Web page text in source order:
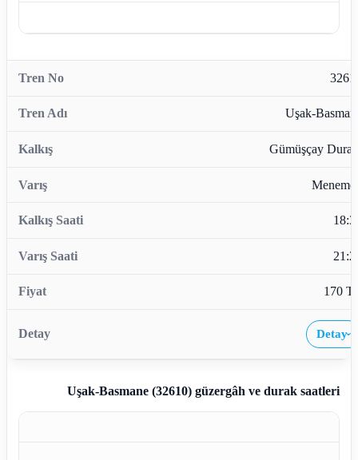
Uşak-
Gümüşçay
170
Detay›
Uşak-Basmane (32610)güzergâh ve durak saatleri